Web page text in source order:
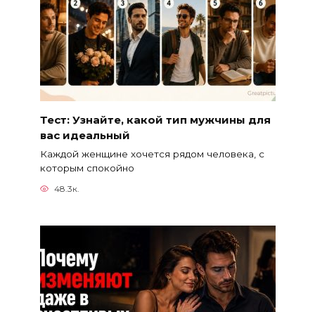
Тест: Узнайте, какой тип мужчины для
вас идеальный
Каждой женщине хочется рядом человека, с
которым спокойно
48.3к.